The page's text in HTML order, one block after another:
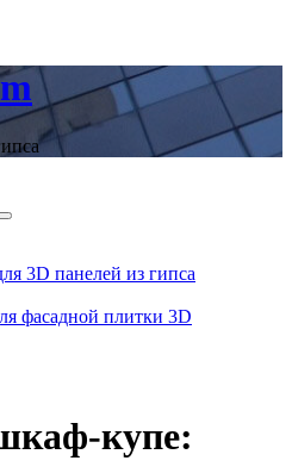
3D панелей из гипса
фасадной плитки 3D
купе: